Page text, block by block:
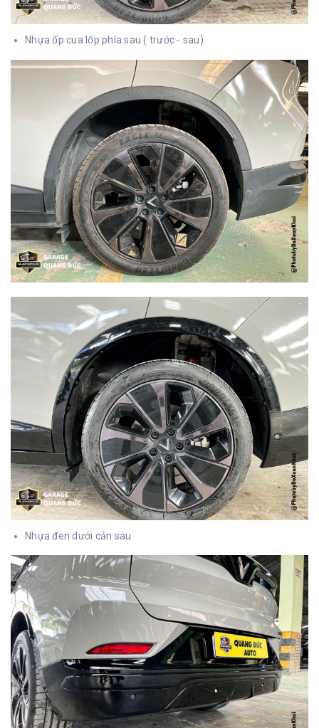
Nhựa ốp cua lốp phía sau ( trước - sau)
Nhựa đen dưới cản sau